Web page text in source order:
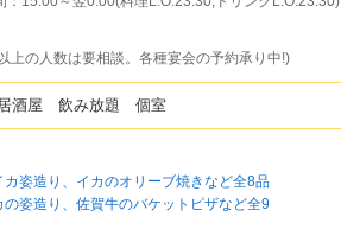
上の人数は要相談。各種宴会の予約承り中!)
酒屋 飲み放題 個室
姿造り、イカのオリーブ焼きなど全8品
姿造り、佐賀牛のバケットピザなど全9